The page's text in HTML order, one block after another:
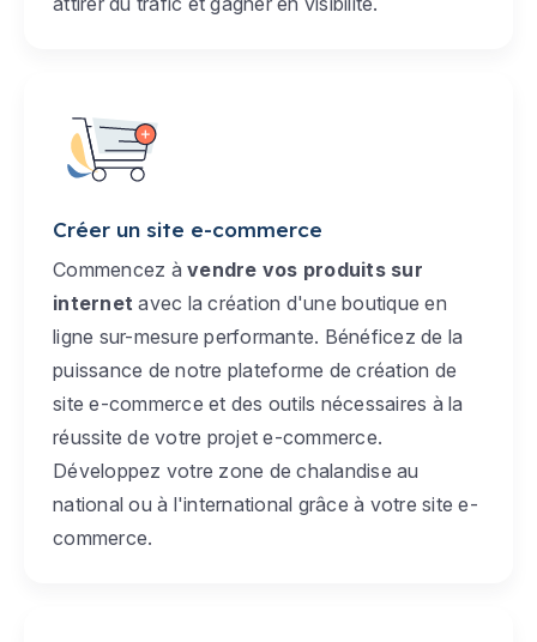
Créer un site e-commerce
Commencez à vendre vos produits sur
internet avec la création d'une boutique en
ligne sur-mesure performante. Bénéficez de la
puissance de notre plateforme de création de
site e-commerce et des outils nécessaires à la
réussite de votre projet e-commerce.
Développez votre zone de chalandise au
national ou à l'international grâce à votre site e-
commerce.